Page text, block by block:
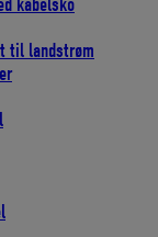
kabelsko
til landstrøm